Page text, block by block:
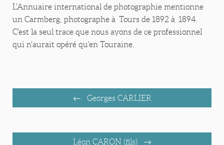
L'Annuaire international de photographie mentionne
un Carmberg, photographe à Tours de 1892 à 1894.
C'est la seul trace que nous ayons de ce professionnel
qui n'aurait opéré qu'en Touraine.
Georges CARLIER
Léon CARON (fils)